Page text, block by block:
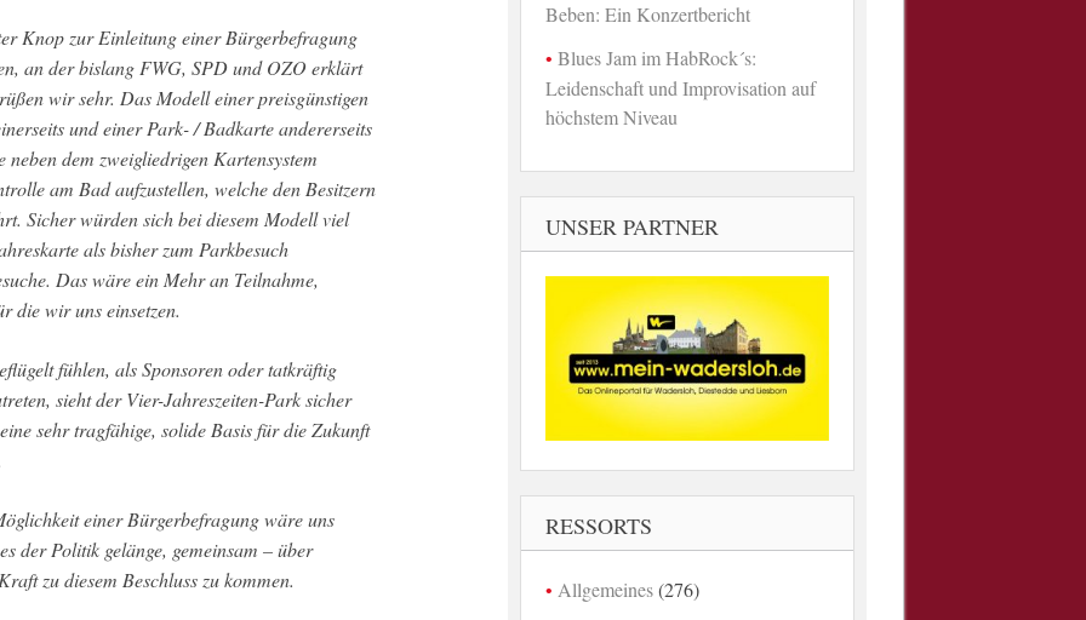
Knop zur Einleitung einer Bürgerbefragung
an der bislang FWG, SPD und OZO erklärt
wir sehr. Das Modell einer preisgünstigen
und einer Park- / Badkarte andererseits
dem zweigliedrigen Kartensystem
am Bad aufzustellen, welche den Besitzern
Sicher würden sich bei diesem Modell viel
als bisher zum Parkbesuch
Das wäre ein Mehr an Teilnahme,
die wir uns einsetzen.
fühlen, als Sponsoren oder tatkräftig
sieht der Vier-Jahreszeiten-Park sicher
sehr tragfähige, solide Basis für die Zukunft
einer Bürgerbefragung wäre uns
der Politik gelänge, gemeinsam – über
zu diesem Beschluss zu kommen.
Beben: Ein Konzertbericht
Blues Jam im HabRock´s:
Leidenschaft und Improvisation auf
höchstem Niveau
UNSER PARTNER
RESSORTS
Allgemeines(276)